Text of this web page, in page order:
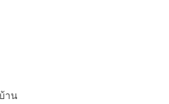
าน